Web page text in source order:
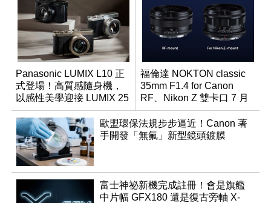
Panasonic LUMIX L10 正
式登場！高質感隨身機，
以感性美學迎接 LUMIX 25
週年
福倫達 NOKTON classic
35mm F1.4 for Canon
RF、Nikon Z 雙卡口 7 月
同步登台
歐盟環保法規步步逼近！Canon 著
手開發「無氟」新型鏡頭鍍膜
富士神祕新機完成註冊！會是旗艦
中片幅 GFX180 還是復古旁軸 X-